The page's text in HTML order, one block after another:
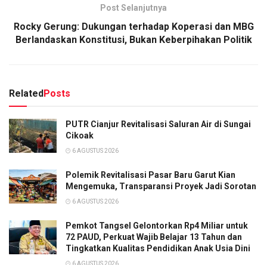
Post Selanjutnya
Rocky Gerung: Dukungan terhadap Koperasi dan MBG
Berlandaskan Konstitusi, Bukan Keberpihakan Politik
RelatedPosts
PUTR Cianjur Revitalisasi Saluran Air di Sungai
Cikoak
6 AGUSTUS 2026
Polemik Revitalisasi Pasar Baru Garut Kian
Mengemuka, Transparansi Proyek Jadi Sorotan
6 AGUSTUS 2026
Pemkot Tangsel Gelontorkan Rp4 Miliar untuk
72 PAUD, Perkuat Wajib Belajar 13 Tahun dan
Tingkatkan Kualitas Pendidikan Anak Usia Dini
6 AGUSTUS 2026